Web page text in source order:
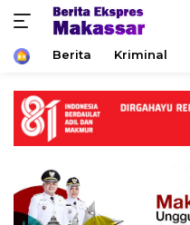
content
HomeBerita Kriminal